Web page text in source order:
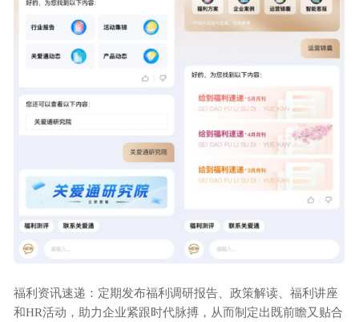
福利资讯速递：定期发布福利调研报告、政策解读、福利讲座
和HR活动，助力企业紧跟时代脉搏，从而制定出既前瞻又贴合